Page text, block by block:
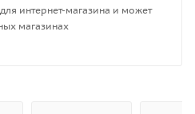
интернет-магазина и может
магазинах